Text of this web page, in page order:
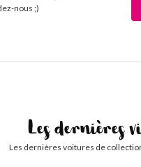
nous ;)
Les dernières
Les dernières voitures de